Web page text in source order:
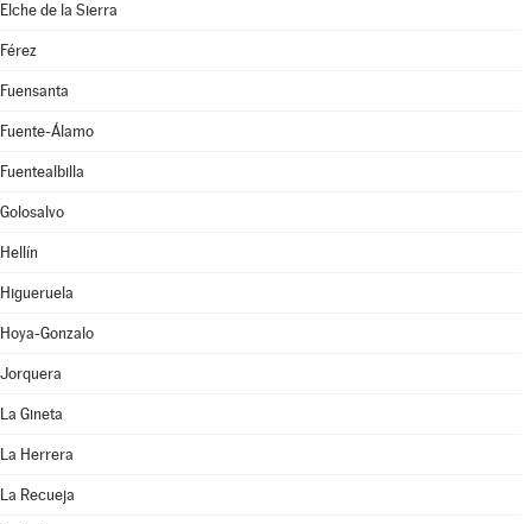
Elche de la Sierra
Férez
Fuensanta
Fuente-Álamo
Fuentealbilla
Golosalvo
Hellín
Higueruela
Hoya-Gonzalo
Jorquera
La Gineta
La Herrera
La Recueja